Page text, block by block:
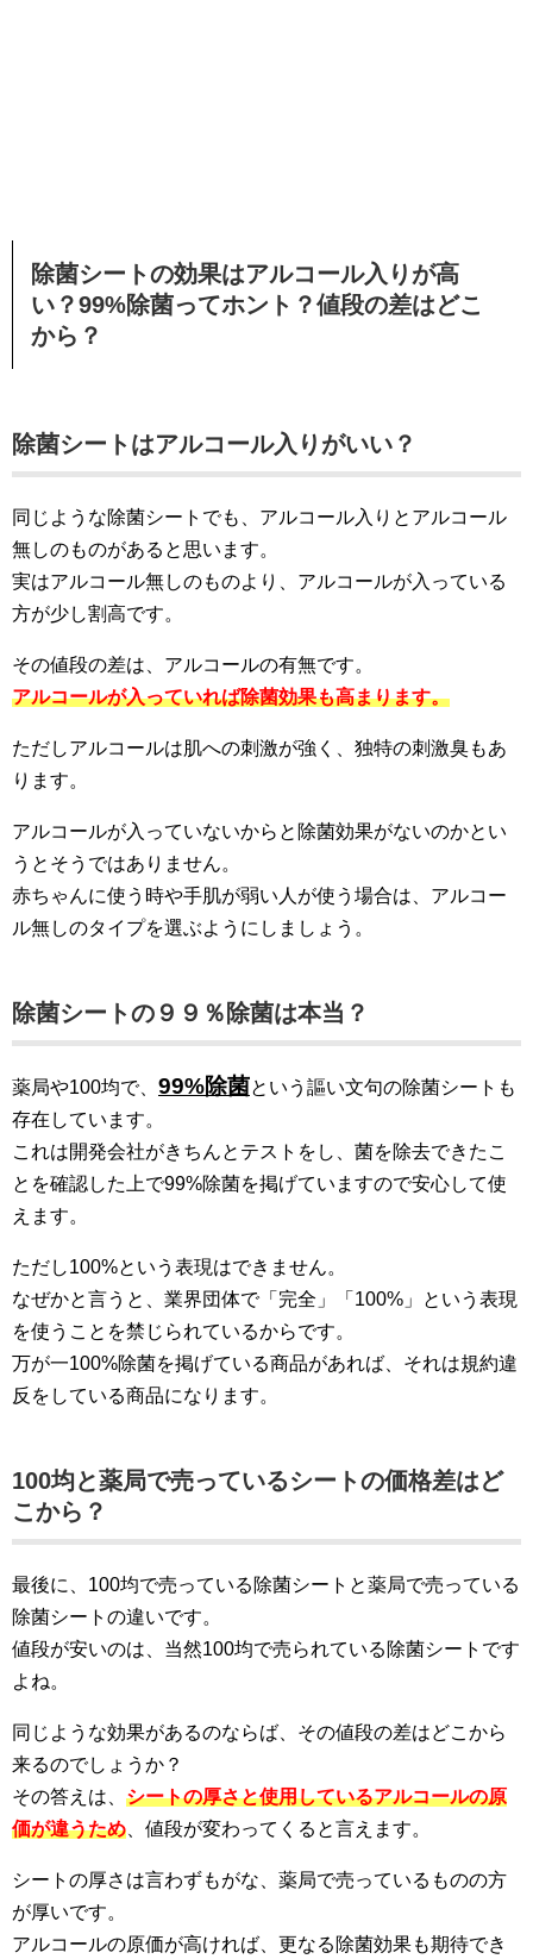
除菌シートの効果はアルコール入りが高
い？99%除菌ってホント？値段の差はどこ
から？
除菌シートはアルコール入りがいい？
同じような除菌シートでも、アルコール入りとアルコール
無しのものがあると思います。
実はアルコール無しのものより、アルコールが入っている
方が少し割高です。
その値段の差は、アルコールの有無です。
アルコールが入っていれば除菌効果も高まります。
ただしアルコールは肌への刺激が強く、独特の刺激臭もあ
ります。
アルコールが入っていないからと除菌効果がないのかとい
うとそうではありません。
赤ちゃんに使う時や手肌が弱い人が使う場合は、アルコー
ル無しのタイプを選ぶようにしましょう。
除菌シートの９９％除菌は本当？
薬局や100均で、 99%除菌という謳い文句の除菌シートも
存在しています。
これは開発会社がきちんとテストをし、菌を除去できたこ
とを確認した上で99%除菌を掲げていますので安心して使
えます。
ただし100%という表現はできません。
なぜかと言うと、業界団体で「完全」「100%」という表現
を使うことを禁じられているからです。
万が一100%除菌を掲げている商品があれば、それは規約違
反をしている商品になります。
100均と薬局で売っているシートの価格差はど
こから？
最後に、100均で売っている除菌シートと薬局で売っている
除菌シートの違いです。
値段が安いのは、当然100均で売られている除菌シートです
よね。
同じような効果があるのならば、その値段の差はどこから
来るのでしょうか？
その答えは、 シートの厚さと使用しているアルコールの原
価が違うため 、値段が変わってくると言えます。
シートの厚さは言わずもがな、薬局で売っているものの方
が厚いです。
アルコールの原価が高ければ、更なる除菌効果も期待でき